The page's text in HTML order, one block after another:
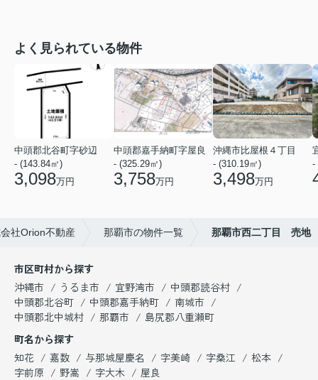
よく見られている物件
中頭郡北谷町字砂辺
- (143.84㎡)
3,098万円
中頭郡嘉手納町字屋良
- (325.29㎡)
3,758万円
沖縄市比屋根４丁目
- (310.19㎡)
3,498万円
-
社Orion不動産 那覇市の物件一覧 那覇市西二丁目 売地
市区町村から探す
沖縄市
うるま市 宜野湾市
中頭郡読谷村
中頭郡北谷町
中頭郡嘉手納町
南城市
中頭郡北中城村
那覇市
島尻郡八重瀬町
町名から探す
知花
嘉数 与那城屋慶名 字美崎 字桑江
松本
字前原
野嵩 字大木
屋良